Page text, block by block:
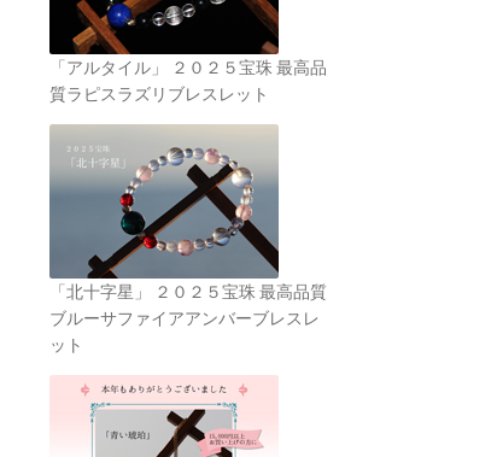
「アルタイル」 ２０２５宝珠 最高品
質ラピスラズリブレスレット
「北十字星」 ２０２５宝珠 最高品質
ブルーサファイアアンバーブレスレ
ット